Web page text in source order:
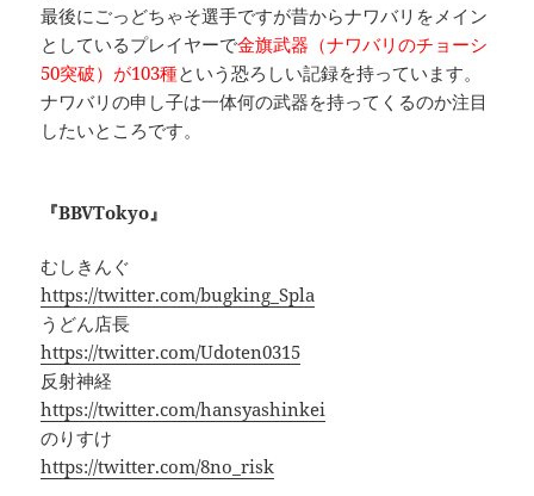
最後にごっどちゃそ選手ですが昔からナワバリをメイン
としているプレイヤーで金旗武器（ナワバリのチョーシ
50突破）が103種という恐ろしい記録を持っています。
ナワバリの申し子は一体何の武器を持ってくるのか注目
したいところです。
『BBVTokyo』
むしきんぐ
https://twitter.com/bugking_Spla
うどん店長
https://twitter.com/Udoten0315
反射神経
https://twitter.com/hansyashinkei
のりすけ
https://twitter.com/8no_risk